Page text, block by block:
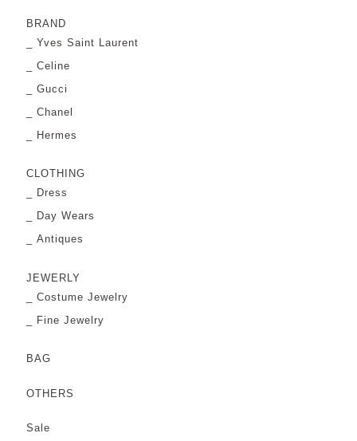
BRAND
Yves Saint Laurent
Celine
Gucci
Chanel
Hermes
CLOTHING
Dress
Day Wears
Antiques
JEWERLY
Costume Jewelry
Fine Jewelry
BAG
OTHERS
Sale